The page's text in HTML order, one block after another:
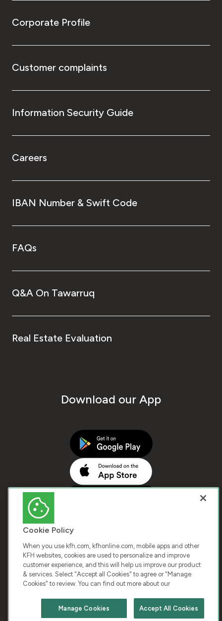
Chat with us
Corporate Profile
Customer complaints
Information Security Guide
Careers
IBAN Number & Swift Code
FAQs
Q&A On Tawarruq
Real Estate Evaluation
Download our App
COPYRIGHT © 2026 KUWAIT FINANCE HOUSE. ALL
RIGHTS RESERVED
Terms & Condition Cookies Privacy Policy
Cookie Policy
When you use kfh.com, kfhonline.com, mobile apps and other
KFH websites, cookies are used to personalize and improve
customer experience, and this will help us improve our product
& services. Select "Accept all Cookies" to agree or "Manage
Cookies" to review. You can find out more about our
Accept All Cookies
Manage Cookies